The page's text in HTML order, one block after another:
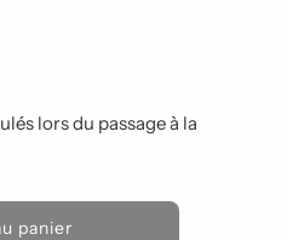
lors du passage à la
panier